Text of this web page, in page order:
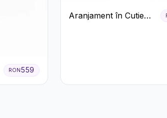
RON559
Aranjament în Cutie